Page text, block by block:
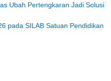
Ubah Pertengkaran Jadi Solusi
pada SILAB Satuan Pendidikan